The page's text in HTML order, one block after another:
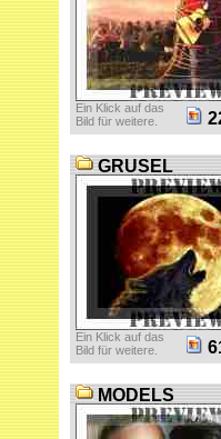
Ein Klick auf das
Bild für weitere.
GRUSEL
Ein Klick auf das
Bild für weitere.
MODELS